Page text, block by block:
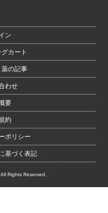
ン
カート
の記事
わせ
要
約
ポリシー
基づく表記
Rights Reserved.